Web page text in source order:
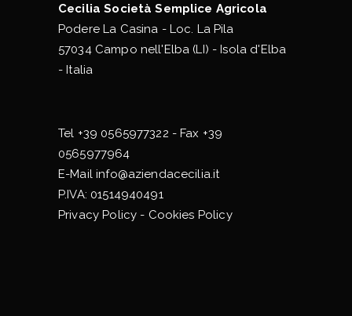
Cecilia Società Semplice Agricola
Podere La Casina - Loc. La Pila
57034 Campo nell'Elba (LI) - Isola d'Elba
- Italia
Tel +39 0565977322 - Fax +39
0565977964
E-Mailinfo@aziendacecilia.it
P.IVA: 01514940491
Privacy Policy - Cookies Policy